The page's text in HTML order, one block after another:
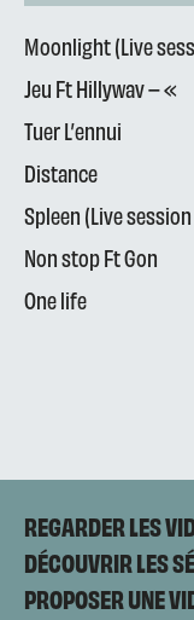
Moonlight (Live
Jeu Ft Hillywav – «
Tuer L’ennui
Distance
Spleen (Live
Non stop Ft Gon
One life
REGARDER LES
DÉCOUVRIR LES
PROPOSER UNE